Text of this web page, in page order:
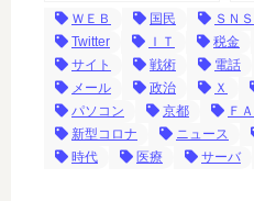
ＷＥＢ 国民 ＳＮＳ
Twitter
ＩＴ 税金
サイト
戦術 電話
メール
政治 Ｘ
パソコン
京都 Ｆ
新型コロナ
ニュース
時代
医療 サーバ